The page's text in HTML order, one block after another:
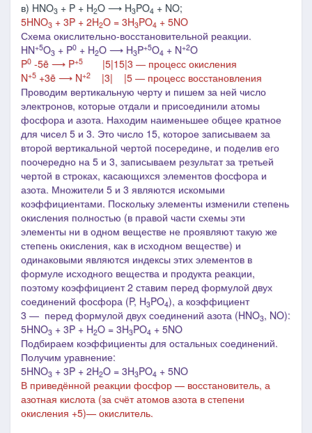
в) HNO3 + P + H2O ⟶ H3PO4 + NO;
5HNO3 + 3P + 2H2O = 3H3PO4 + 5NO
Схема окислительно-восстановительной реакции.
HN+5O3 + P0 + H2O ⟶ H3P+5O4 + N+2O
P0 -5ē ⟶ P+5
|5|15|3 ― процесс окисления
N+5 +3ē ⟶ N+2
|3| |5 ― процесс восстановления
Проводим вертикальную черту и пишем за ней число
электронов, которые отдали и присоединили атомы
фосфора и азота. Находим наименьшее общее кратное
для чисел 5 и 3. Это число 15, которое записываем за
второй вертикальной чертой посередине, и поделив его
поочередно на 5 и 3, записываем результат за третьей
чертой в строках, касающихся элементов фосфора и
азота. Множители 5 и 3 являются искомыми
коэффициентами. Поскольку элементы изменили степень
окисления полностью (в правой части схемы эти
элементы ни в одном веществе не проявляют такую же
степень окисления, как в исходном веществе) и
одинаковыми являются индексы этих элементов в
формуле исходного вещества и продукта реакции,
поэтому коэффициент 2 ставим перед формулой двух
соединений фосфора (P, H3PO4), а коэффициент
3 ― перед формулой двух соединений азота (HNO3, NO):
5HNO3 + 3P + H2O = 3H3PO4 + 5NO
Подбираем коэффициенты для остальных соединений.
Получим уравнение:
5HNO3 + 3P + 2H2O = 3H3PO4 + 5NO
В приведённой реакции фосфор — восстановитель, а
азотная кислота (за счёт атомов азота в степени
окисления +5)— окислитель.